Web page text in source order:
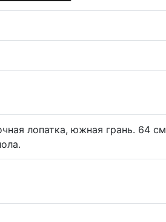
лопатка, южная грань. 64 см